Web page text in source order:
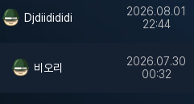
Djdiidididi
2026.08.01
22:44
비오리
2026.07.30
00:32